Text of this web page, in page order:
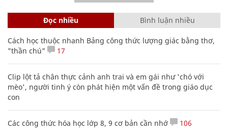
Đọc nhiều Bình luận nhiều
Cách học thuộc nhanh Bảng công thức lượng giác bằng thơ,
"thần chú"
17
Clip lột tả chân thực cảnh anh trai và em gái như 'chó với
mèo', người tinh ý còn phát hiện một vấn đề trong giáo dục
con
Các công thức hóa học lớp 8, 9 cơ bản cần nhớ 106